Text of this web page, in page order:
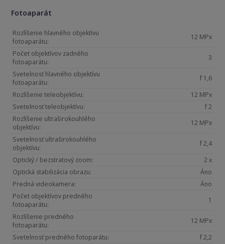
Fotoaparát
Rozlíšenie hlavného objektívu
fotoaparátu:
12 MPx
Počet objektívov zadného
fotoaparátu:
3
Svetelnosť hlavného objektívu
fotoaparátu:
f 1,6
Rozlíšenie teleobjektívu:
12 MPx
Svetelnosť teleobjektívu:
f 2
Rozlíšenie ultraširokouhlého
objektívu:
12 MPx
Svetelnosť ultraširokouhlého
objektívu:
f 2,4
Optický / bezstratový zoom:
2 x
Optická stabilizácia obrazu:
Áno
Predná videokamera:
Áno
Počet objektívov predného
fotoaparátu:
1
Rozlíšenie predného
fotoaparátu:
12 MPx
Svetelnosť predného fotoparátu:
f 2,2